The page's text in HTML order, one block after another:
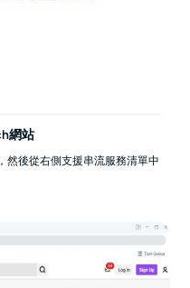
網站
然後從右側支援串流服務清單中